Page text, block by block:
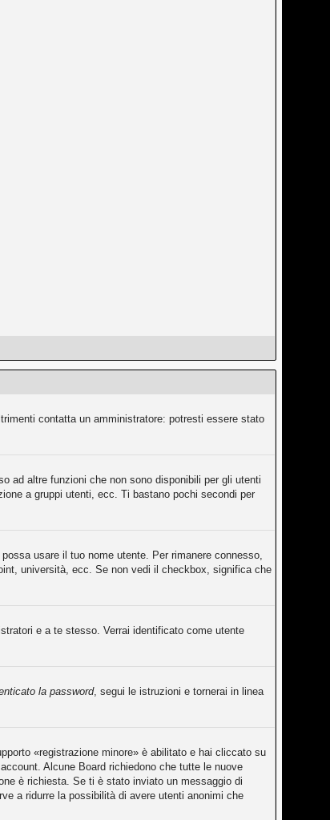
contatta un amministratore: potresti essere stato
ad altre funzioni che non sono disponibili per gli utenti
a gruppi utenti, ecc. Ti bastano pochi secondi per
usare il tuo nome utente. Per rimanere connesso,
università, ecc. Se non vedi il checkbox, significa che
e a te stesso. Verrai identificato come utente
la password, segui le istruzioni e tornerai in linea
«registrazione minore» è abilitato e hai cliccato su
Alcune Board richiedono che tutte le nuove
è richiesta. Se ti è stato inviato un messaggio di
a ridurre la possibilità di avere utenti anonimi che